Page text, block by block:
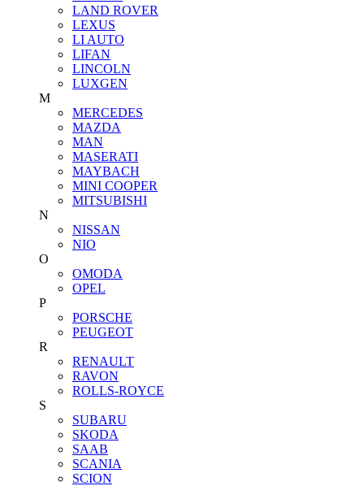
LAND ROVER
LEXUS
LI AUTO
LIFAN
LINCOLN
LUXGEN
M
MERCEDES
MAZDA
MAN
MASERATI
MAYBACH
MINI COOPER
MITSUBISHI
N
NISSAN
NIO
O
OMODA
OPEL
P
PORSCHE
PEUGEOT
R
RENAULT
RAVON
ROLLS-ROYCE
S
SUBARU
SKODA
SAAB
SCANIA
SCION